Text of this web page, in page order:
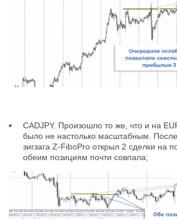
CADJPY. Произошло то же, что и на
было не настолько масштабным.
зигзага Z-FiboPro открыл 2 сделки на
обеим позициям почти совпала;